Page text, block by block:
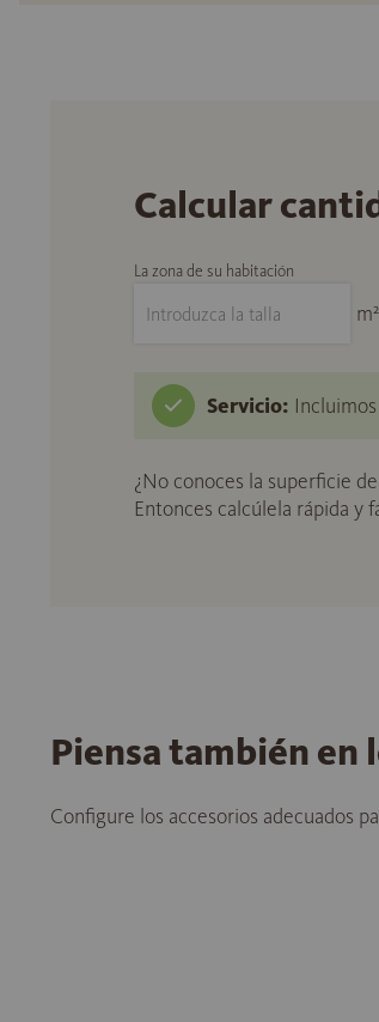
Calcular
La zona de su habitación
m²
Servicio:
¿No conoces la superficie
Entonces calcúlela rápida y
Piensa también en
Configure los accesorios adecuados